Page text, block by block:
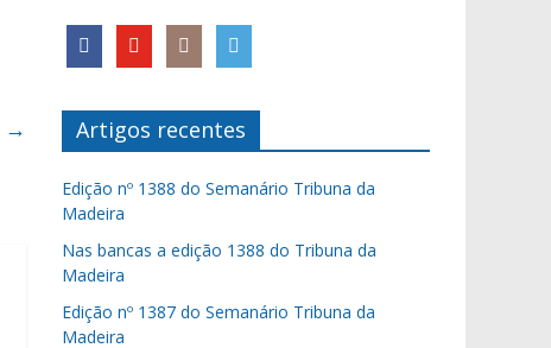
→ Artigos recentes
Edição nº 1388 do Semanário Tribuna da
Madeira
Nas bancas a edição 1388 do Tribuna da
Madeira
Edição nº 1387 do Semanário Tribuna da
Madeira